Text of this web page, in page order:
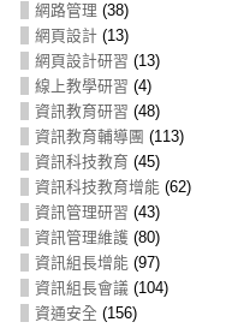
網路管理 (38)
網頁設計(13)
網頁設計研習 (13)
線上教學研習 (4)
資訊教育研習 (48)
資訊教育輔導團 (113)
資訊科技教育 (45)
資訊科技教育增能(62)
資訊管理研習 (43)
資訊管理維護(80)
資訊組長增能(97)
資訊組長會議 (104)
資通安全 (156)